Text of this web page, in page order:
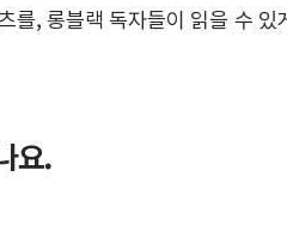
를, 롱블랙 독자들이 읽을 수 있
요.